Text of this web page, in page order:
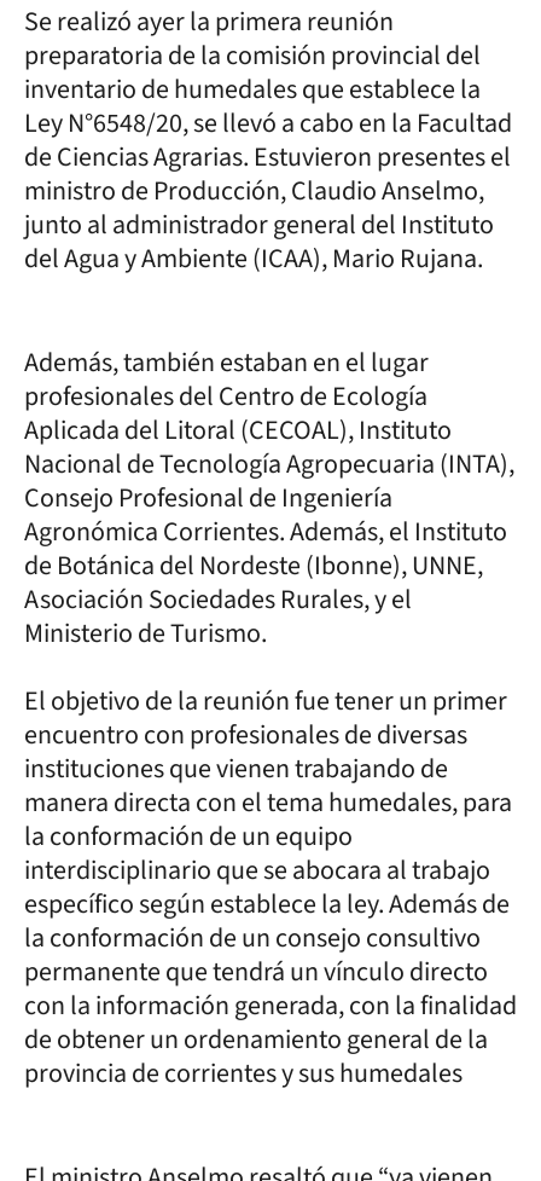
Se realizó ayer la primera reunión
preparatoria de la comisión provincial del
inventario de humedales que establece la
Ley N°6548/20, se llevó a cabo en la Facultad
de Ciencias Agrarias. Estuvieron presentes el
ministro de Producción, Claudio Anselmo,
junto al administrador general del Instituto
del Agua y Ambiente (ICAA), Mario Rujana.
Además, también estaban en el lugar
profesionales del Centro de Ecología
Aplicada del Litoral (CECOAL), Instituto
Nacional de Tecnología Agropecuaria (INTA),
Consejo Profesional de Ingeniería
Agronómica Corrientes. Además, el Instituto
de Botánica del Nordeste (Ibonne), UNNE,
Asociación Sociedades Rurales, y el
Ministerio de Turismo.
El objetivo de la reunión fue tener un primer
encuentro con profesionales de diversas
instituciones que vienen trabajando de
manera directa con el tema humedales, para
la conformación de un equipo
interdisciplinario que se abocara al trabajo
específico según establece la ley. Además de
la conformación de un consejo consultivo
permanente que tendrá un vínculo directo
con la información generada, con la finalidad
de obtener un ordenamiento general de la
provincia de corrientes y sus humedales